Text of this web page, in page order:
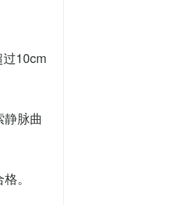
10cm
脉曲
。